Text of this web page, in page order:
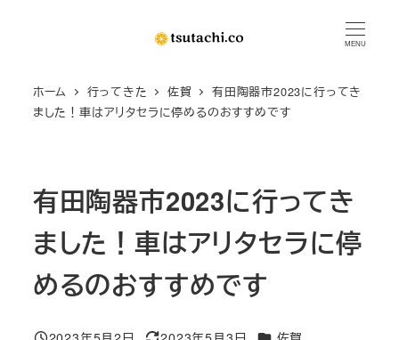
MENU
ホーム 行ってきた 佐賀
有田陶器市2023に行ってき
ました！車はアリタセラに停めるのおすすめです
有田陶器市2023に行ってき
ました！車はアリタセラに停
めるのおすすめです
カテゴリー